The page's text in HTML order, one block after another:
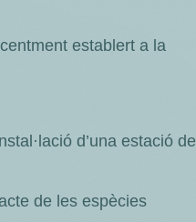
establert a la
d’una estació de
de les espècies